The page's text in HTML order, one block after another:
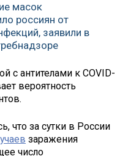
масок
россиян от
заявили в
с антителами к COVID-
вероятность
что за сутки в России
заражения
число